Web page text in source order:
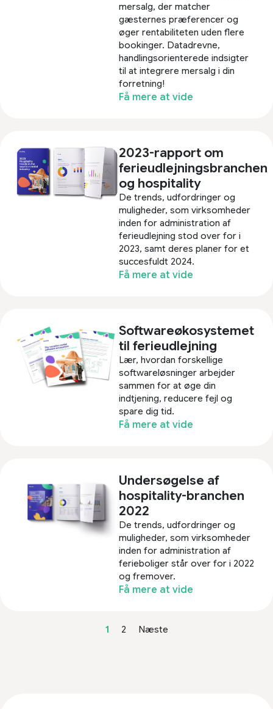
mersalg, der matcher
gæsternes præferencer og
øger rentabiliteten uden flere
bookinger. Datadrevne,
handlingsorienterede indsigter
til at integrere mersalg i din
forretning!
Få mere at vide
2023-rapport om
ferieudlejningsbranchen
og hospitality
De trends, udfordringer og
muligheder, som virksomheder
inden for administration af
ferieudlejning stod over for i
2023, samt deres planer for et
succesfuldt 2024.
Få mere at vide
Softwareøkosystemet
til ferieudlejning
Lær, hvordan forskellige
softwareløsninger arbejder
sammen for at øge din
indtjening, reducere fejl og
spare dig tid.
Få mere at vide
Undersøgelse af
hospitality-branchen
2022
De trends, udfordringer og
muligheder, som virksomheder
inden for administration af
ferieboliger står over for i 2022
og fremover.​
Få mere at vide
1 2 Næste